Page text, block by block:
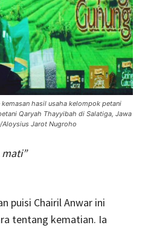
hasil usaha kelompok petani
Qaryah Thayyibah di Salatiga, Jawa
Aloysius Jarot Nugroho
puisi Chairil Anwar ini
tentang kematian. Ia